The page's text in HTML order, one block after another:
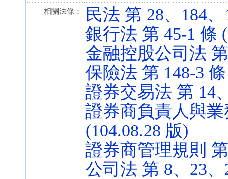
相關法條：
民法 第 28、184
銀行法 第 45-1 條
金融控股公司法
保險法 第 148-3
證券交易法 第 14
證券商負責人與
(104.08.28 版)
證券商管理規則
公司法 第 8、23、